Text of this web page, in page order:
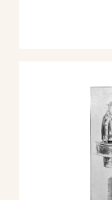
Moderno,
Fascista
Permanente
1934 -
Cimento,
febbraio - 31